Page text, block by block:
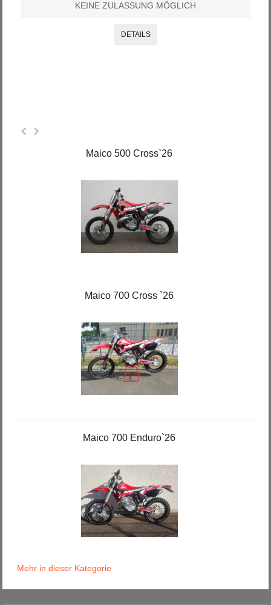
KEINE ZULASSUNG MÖGLICH
DETAILS
Maico 500 Cross`26
Maico 700 Cross `26
Maico 700 Enduro`26
Mehr in dieser Kategorie